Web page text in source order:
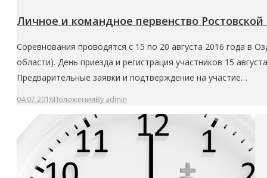
Личное и командное первенство
Соревнования проводятся с 15 по 20 августа 2016 года в
области). День приезда и регистрация участников 15
Предварительные заявки и подтверждение на участие…
04.07.2016ПоложенияBy admin